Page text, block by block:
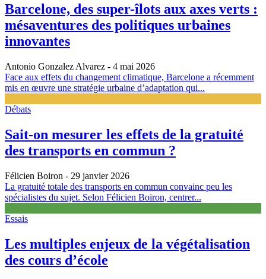
Barcelone, des super-îlots aux axes verts :
mésaventures des politiques urbaines
innovantes
Antonio Gonzalez Alvarez - 4 mai 2026
Face aux effets du changement climatique, Barcelone a récemment
mis en œuvre une stratégie urbaine d’adaptation qui...
Débats
Sait-on mesurer les effets de la gratuité
des transports en commun ?
Félicien Boiron - 29 janvier 2026
La gratuité totale des transports en commun convainc peu les
spécialistes du sujet. Selon Félicien Boiron, centrer...
Essais
Les multiples enjeux de la végétalisation
des cours d’école